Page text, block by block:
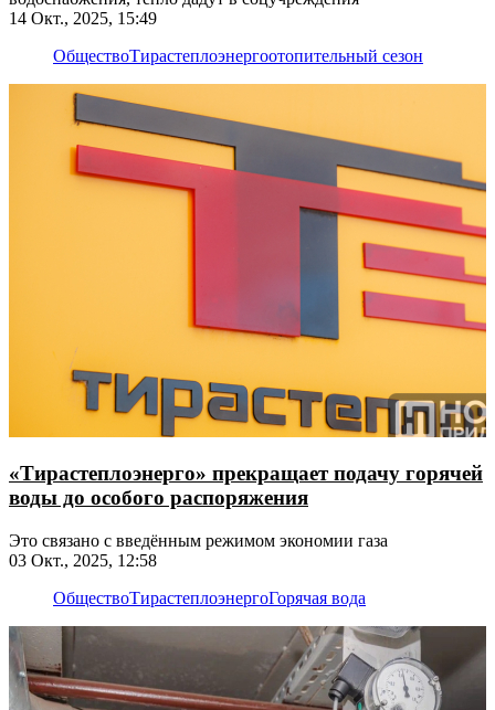
14 Окт., 2025, 15:49
ОбществоТирастеплоэнергоотопительный сезон
«Тирастеплоэнерго» прекращает подачу горячей
воды до особого распоряжения
Это связано с введённым режимом экономии газа
03 Окт., 2025, 12:58
ОбществоТирастеплоэнергоГорячая вода